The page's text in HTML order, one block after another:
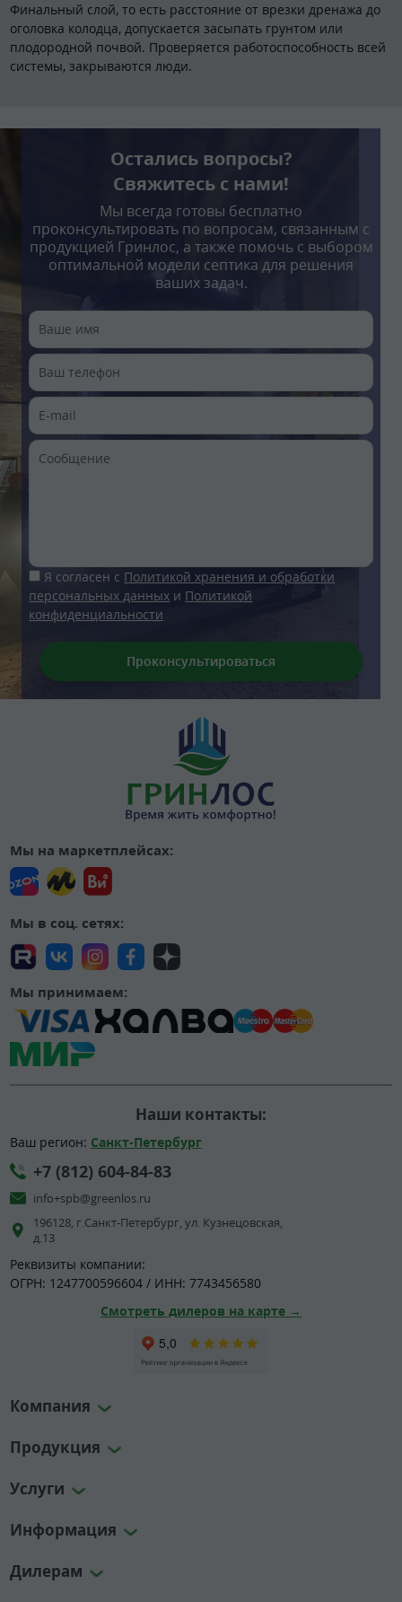
Финальный слой, то есть расстояние от врезки дренажа до
оголовка колодца, допускается засыпать грунтом или
плодородной почвой. Проверяется работоспособность всей
системы, закрываются люди.
Остались вопросы?
Свяжитесь с нами!
Мы всегда готовы бесплатно
проконсультировать по вопросам, связанным с
продукцией Гринлос, а также помочь с выбором
оптимальной модели септика для решения
ваших задач.
Я согласен с Политикой хранения и обработки
персональных данных и Политикой
конфиденциальности
Мы на маркетплейсах:
Мы в соц. сетях:
Мы принимаем:
Наши контакты:
Ваш регион: Санкт-Петербург
+7 (812) 604-84-83
info+spb@greenlos.ru
196128, г.Санкт-Петербург, ул. Кузнецовская,
д.13
Реквизиты компании:
ОГРН: 1247700596604 / ИНН: 7743456580
Смотреть дилеров на карте →
Компания
Продукция
Услуги
Информация
Дилерам